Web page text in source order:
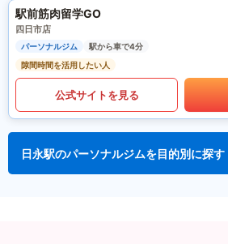
駅前筋肉留学GO
四日市店
パーソナルジム
駅から車で4分
隙間時間を活用したい人
公式サイトを見る
日永駅のパーソナルジムを目的別に探す